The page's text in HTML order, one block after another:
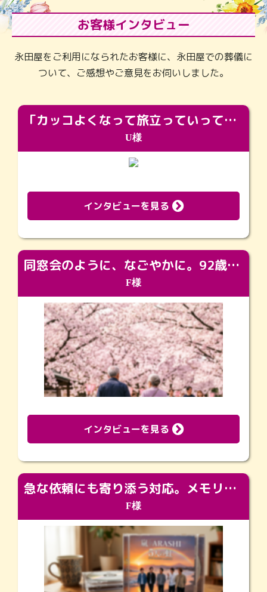
お客様インタビュー
永田屋をご利用になられたお客様に、永田屋での葬儀に
ついて、ご感想やご意見をお伺いしました。
「カッコよくなって旅立っていってくれました（笑）もっとカッコいいって言ってあげればよかったな」
U様
インタビューを見る
同窓会のように、なごやかに。92歳の旅立ちを彩った、再会と感謝の場
F様
インタビューを見る
急な依頼にも寄り添う対応。メモリアルコーナーで振り返る大切な日々
F様